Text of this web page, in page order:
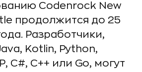
Codenrock New
продолжится до 25
Разработчики,
Kotlin, Python,
C#, C++ или Go, могут